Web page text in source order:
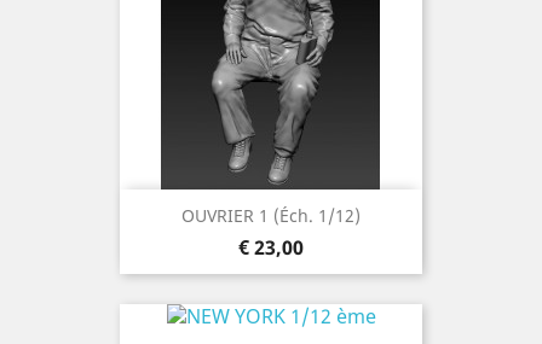
OUVRIER 1 (éch. 1/12)
Prijs
€ 23,00